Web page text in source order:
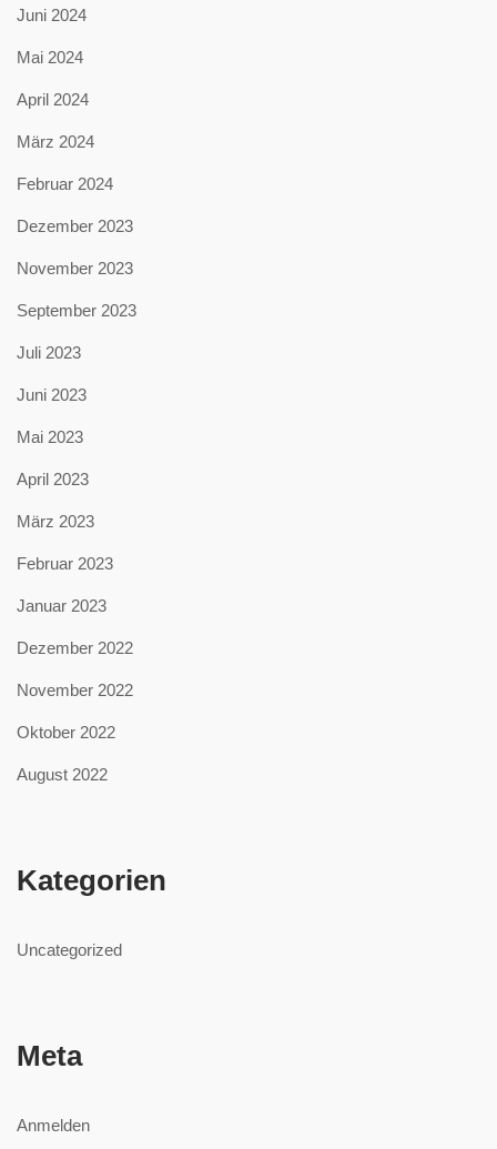
Juni 2024
Mai 2024
April 2024
März 2024
Februar 2024
Dezember 2023
November 2023
September 2023
Juli 2023
Juni 2023
Mai 2023
April 2023
März 2023
Februar 2023
Januar 2023
Dezember 2022
November 2022
Oktober 2022
August 2022
Kategorien
Uncategorized
Meta
Anmelden